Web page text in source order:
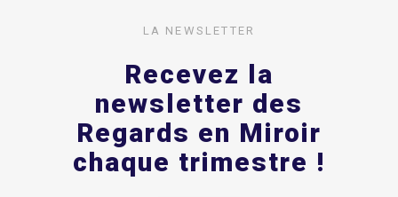
LA NEWSLETTER
Recevez la
newsletter des
Regards en Miroir
chaque trimestre !